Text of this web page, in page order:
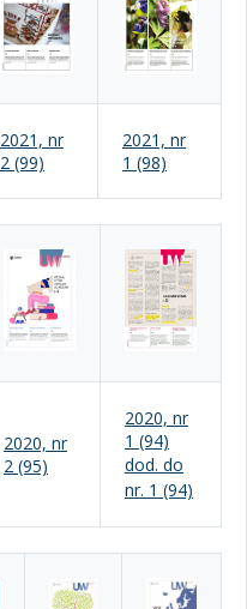
2021, nr
2 (99)
2021, nr
1 (98)
2020, nr
2 (95)
2020, nr
1 (94)
dod. do
nr. 1 (94)